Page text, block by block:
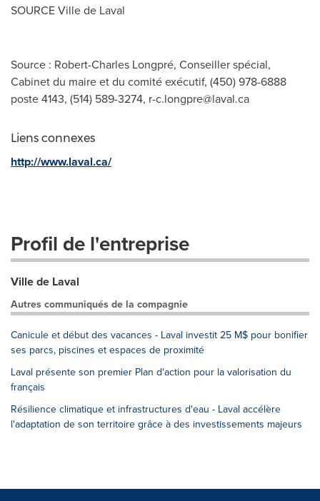
SOURCEVille de Laval
Source : Robert-Charles Longpré, Conseiller spécial,
Cabinet du maire et du comité exécutif, (450) 978-6888
poste 4143, (514) 589-3274, r-c.longpre@laval.ca
Liens connexes
http://www.laval.ca/
Profil de l'entreprise
Ville de Laval
Autres communiqués de la compagnie
Canicule et début des vacances - Laval investit 25 M$ pour bonifier
ses parcs, piscines et espaces de proximité
Laval présente son premier Plan d'action pour la valorisation du
français
Résilience climatique et infrastructures d'eau - Laval accélère
l'adaptation de son territoire grâce à des investissements majeurs